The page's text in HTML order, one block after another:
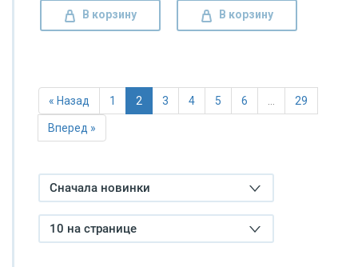
В корзину В корзину
« Назад 1 2 3 4 5 6 … 29
Вперед »
Сначала новинки
10 на странице